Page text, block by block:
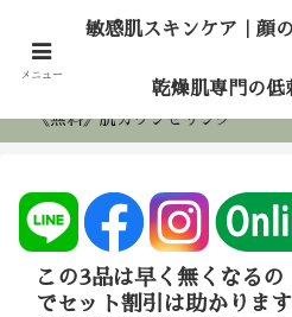
肌専門の低刺激化粧品
《無料》肌カウンセリング
この3品は早く無くなるの
でセット割引は助かります
メニュー
敏感肌スキンケア｜顔
乾燥肌専門の低